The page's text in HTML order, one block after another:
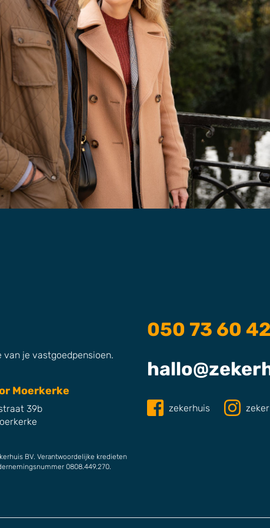
je vastgoedpensioen.
Moerkerke
39b
BV. Verantwoordelijke kredieten
0808.449.270.
050 73 60
zekerhuis